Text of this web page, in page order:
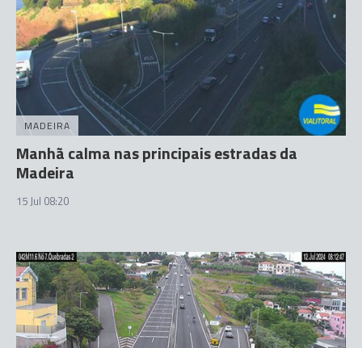
MADEIRA
Manhã calma nas principais estradas da
Madeira
15 Jul 08:20